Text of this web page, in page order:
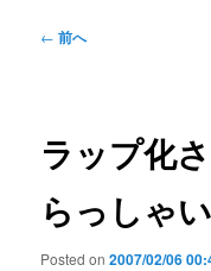
投
ー
ョ
ン
← 前へ
ラップ化
らっしゃい
Posted on2007/02/06